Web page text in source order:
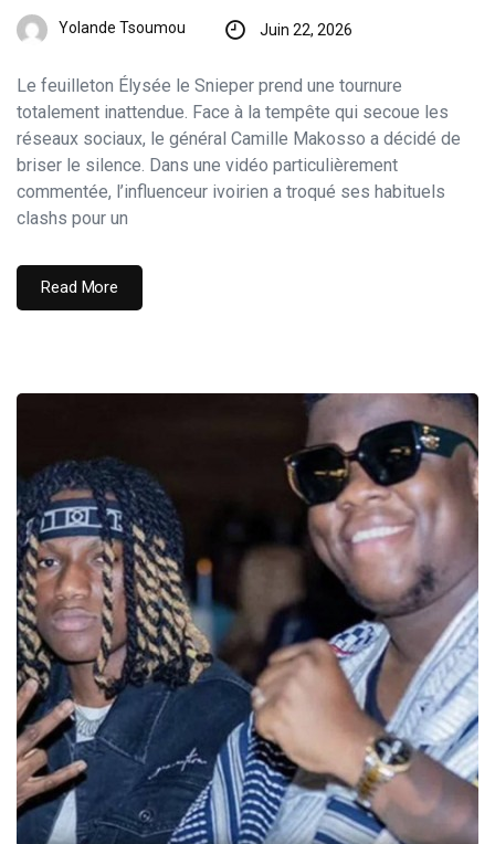
Yolande Tsoumou Juin 22, 2026
Le feuilleton Élysée le Snieper prend une tournure
totalement inattendue. Face à la tempête qui secoue les
réseaux sociaux, le général Camille Makosso a décidé de
briser le silence. Dans une vidéo particulièrement
commentée, l’influenceur ivoirien a troqué ses habituels
clashs pour un
Read More